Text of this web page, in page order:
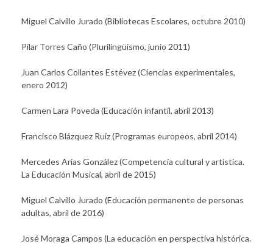
Miguel Calvillo Jurado (Bibliotecas Escolares, octubre 2010)
Pilar Torres Caño (Plurilingüismo, junio 2011)
Juan Carlos Collantes Estévez (Ciencias experimentales,
enero 2012)
Carmen Lara Poveda (Educación infantil, abril 2013)
Francisco Blázquez Ruiz (Programas europeos, abril 2014)
Mercedes Arias González (Competencia cultural y artística.
La Educación Musical, abril de 2015)
Miguel Calvillo Jurado (Educación permanente de personas
adultas, abril de 2016)
José Moraga Campos (La educación en perspectiva histórica.